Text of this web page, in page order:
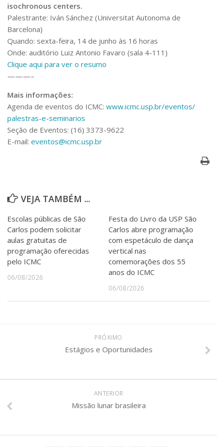
isochronous centers.
Palestrante: Iván Sánchez (Universitat Autonoma de
Barcelona)
Quando: sexta-feira, 14 de junho às 16 horas
Onde: auditório Luiz Antonio Favaro (sala 4-111)
Clique aqui para ver o resumo
———–
Mais informações:
Agenda de eventos do ICMC: www.icmc.usp.br/eventos/
palestras-e-seminarios
Seção de Eventos: (16) 3373-9622
E-mail: eventos@icmc.usp.br
VEJA TAMBÉM ...
Escolas públicas de São
Carlos podem solicitar
aulas gratuitas de
programação oferecidas
pelo ICMC
06/08/2026
Festa do Livro da USP São
Carlos abre programação
com espetáculo de dança
vertical nas
comemorações dos 55
anos do ICMC
06/08/2026
PRÓXIMO
Estágios e Oportunidades
ANTERIOR
Missão lunar brasileira